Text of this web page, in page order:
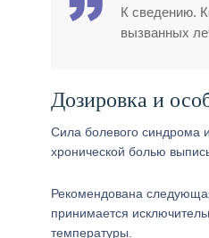
К сведению.
вызванных
Дозировка и
Сила болевого синдрома
хронической болью
Рекомендована
принимается
температуры.